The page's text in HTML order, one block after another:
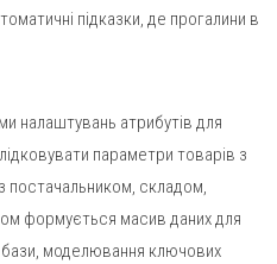
підказки, де прогалини в
налаштувань атрибутів для
параметри товарів з
постачальником, складом,
формується масив даних для
бази, моделювання ключових